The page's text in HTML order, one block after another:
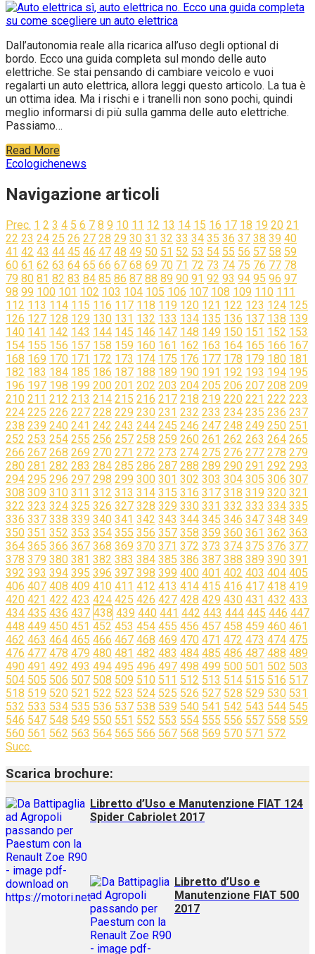
Dall’autonomia reale alla ricarica all’uso degli optional di
bordo. Ecco una guida completa sul mondo delle auto
elettriche. Se stai pensando di cambiare veicolo e vuoi
regalarti un auto elettrica, allora leggi questo articolo. La tua è
un ottima idea. Ma i rischi e i tranelli non sono pochi, quindi
meglio informarsi di più sulla gamma delle auto elettriche.
Passiamo…
Read More
Ecologichenews
Navigazione articoli
Prec. 1 2 3 4 5 6 7 8 9 10 11 12 13 14 15 16 17 18 19 20 21
22 23 24 25 26 27 28 29 30 31 32 33 34 35 36 37 38 39 40
41 42 43 44 45 46 47 48 49 50 51 52 53 54 55 56 57 58 59
60 61 62 63 64 65 66 67 68 69 70 71 72 73 74 75 76 77 78
79 80 81 82 83 84 85 86 87 88 89 90 91 92 93 94 95 96 97
98 99 100 101 102 103 104 105 106 107 108 109 110 111
112 113 114 115 116 117 118 119 120 121 122 123 124 125
126 127 128 129 130 131 132 133 134 135 136 137 138 139
140 141 142 143 144 145 146 147 148 149 150 151 152 153
154 155 156 157 158 159 160 161 162 163 164 165 166 167
168 169 170 171 172 173 174 175 176 177 178 179 180 181
182 183 184 185 186 187 188 189 190 191 192 193 194 195
196 197 198 199 200 201 202 203 204 205 206 207 208 209
210 211 212 213 214 215 216 217 218 219 220 221 222 223
224 225 226 227 228 229 230 231 232 233 234 235 236 237
238 239 240 241 242 243 244 245 246 247 248 249 250 251
252 253 254 255 256 257 258 259 260 261 262 263 264 265
266 267 268 269 270 271 272 273 274 275 276 277 278 279
280 281 282 283 284 285 286 287 288 289 290 291 292 293
294 295 296 297 298 299 300 301 302 303 304 305 306 307
308 309 310 311 312 313 314 315 316 317 318 319 320 321
322 323 324 325 326 327 328 329 330 331 332 333 334 335
336 337 338 339 340 341 342 343 344 345 346 347 348 349
350 351 352 353 354 355 356 357 358 359 360 361 362 363
364 365 366 367 368 369 370 371 372 373 374 375 376 377
378 379 380 381 382 383 384 385 386 387 388 389 390 391
392 393 394 395 396 397 398 399 400 401 402 403 404 405
406 407 408 409 410 411 412 413 414 415 416 417 418 419
420 421 422 423 424 425 426 427 428 429 430 431 432 433
434 435 436 437 438 439 440 441 442 443 444 445 446 447
448 449 450 451 452 453 454 455 456 457 458 459 460 461
462 463 464 465 466 467 468 469 470 471 472 473 474 475
476 477 478 479 480 481 482 483 484 485 486 487 488 489
490 491 492 493 494 495 496 497 498 499 500 501 502 503
504 505 506 507 508 509 510 511 512 513 514 515 516 517
518 519 520 521 522 523 524 525 526 527 528 529 530 531
532 533 534 535 536 537 538 539 540 541 542 543 544 545
546 547 548 549 550 551 552 553 554 555 556 557 558 559
560 561 562 563 564 565 566 567 568 569 570 571 572
Succ.
Scarica brochure:
Libretto d’Uso e Manutenzione FIAT 124
Spider Cabriolet 2017
Libretto d’Uso e
Manutenzione FIAT 500
2017